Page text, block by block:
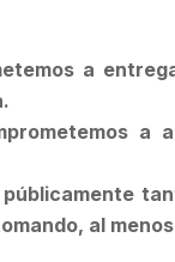
a
a
al